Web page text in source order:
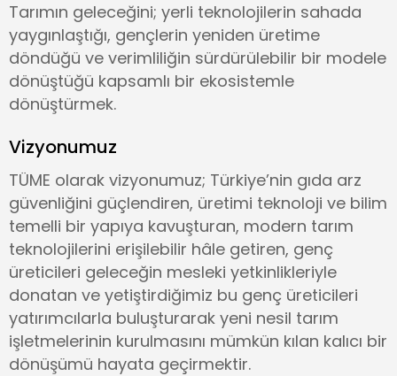
Tarımın geleceğini; yerli teknolojilerin sahada
yaygınlaştığı, gençlerin yeniden üretime
döndüğü ve verimliliğin sürdürülebilir bir modele
dönüştüğü kapsamlı bir ekosistemle
dönüştürmek.
Vizyonumuz
TÜME olarak vizyonumuz; Türkiye’nin gıda arz
güvenliğini güçlendiren, üretimi teknoloji ve bilim
temelli bir yapıya kavuşturan, modern tarım
teknolojilerini erişilebilir hâle getiren, genç
üreticileri geleceğin mesleki yetkinlikleriyle
donatan ve yetiştirdiğimiz bu genç üreticileri
yatırımcılarla buluşturarak yeni nesil tarım
işletmelerinin kurulmasını mümkün kılan kalıcı bir
dönüşümü hayata geçirmektir.